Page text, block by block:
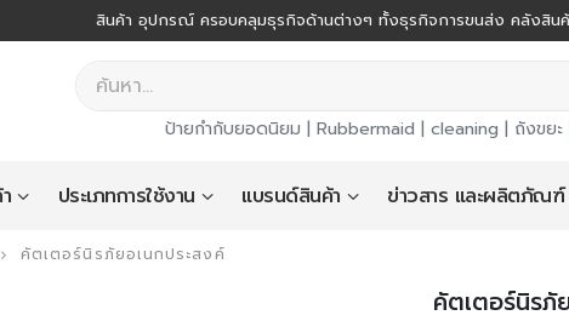
สินค้า อุปกรณ์ ครอบคลุมธุรกิจด้านต่างๆ ทั้งธุรกิจการขนส่ง คลังสินค้
ป้ายกำกับยอดนิยม | Rubbermaid | cleaning | ถังขยะ
ประเภทการใช้งาน แบรนด์สินค้า ข่าวสาร และผลิตภัณฑ์
คัตเตอร์นิรภัยอเนกประสงค์
คัตเตอร์นิร